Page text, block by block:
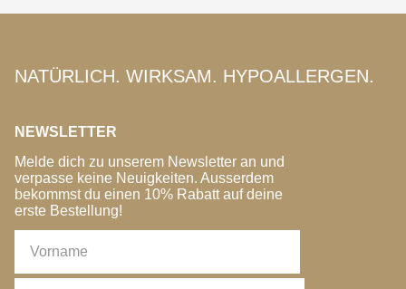
NATÜRLICH. WIRKSAM. HYPOALLERGEN.
NEWSLETTER
Melde dich zu unserem Newsletter an und
verpasse keine Neuigkeiten. Ausserdem
bekommst du einen 10% Rabatt auf deine
erste Bestellung!